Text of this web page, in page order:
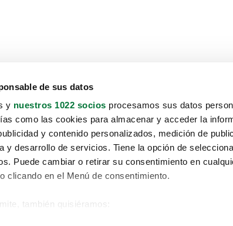
de sus datos
y nuestros 1022 socios procesamos sus datos
como las cookies para almacenar y acceder la
y contenido personalizados, medición de
y desarrollo de servicios. Tiene la opción de
Puede cambiar o retirar su consentimiento en
clicando en el Menú de consentimiento.
también quisiéramos: